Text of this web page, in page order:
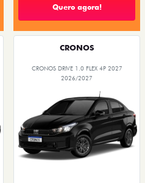
Quero agora!
CRONOS
CRONOS DRIVE 1.0 FLEX 4P 2027
2026/2027